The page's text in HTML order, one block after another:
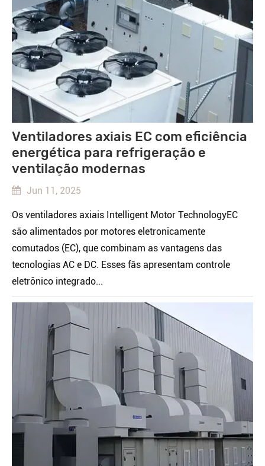
Ventiladores axiais EC com eficiência
energética para refrigeração e
ventilação modernas
Jun 11, 2025
Os ventiladores axiais Intelligent Motor TechnologyEC
são alimentados por motores eletronicamente
comutados (EC), que combinam as vantagens das
tecnologias AC e DC. Esses fãs apresentam controle
eletrônico integrado...